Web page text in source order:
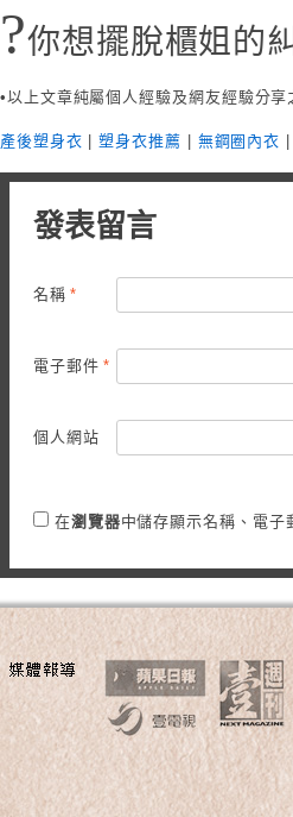
?‍你想擺脫櫃姐的
•以上文章純屬個人經驗及網友經驗分
產後塑身衣 |塑身衣推薦 無鋼圈內衣
發表留言
名稱 *
電子郵件 *
個人網站
在瀏覽器中儲存顯示名稱、電